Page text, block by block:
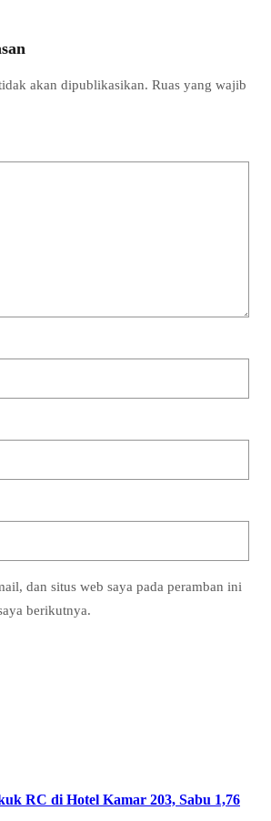
akan dipublikasikan. Ruas yang wajib
dan situs web saya pada peramban ini
berikutnya.
RC di Hotel Kamar 203, Sabu 1,76